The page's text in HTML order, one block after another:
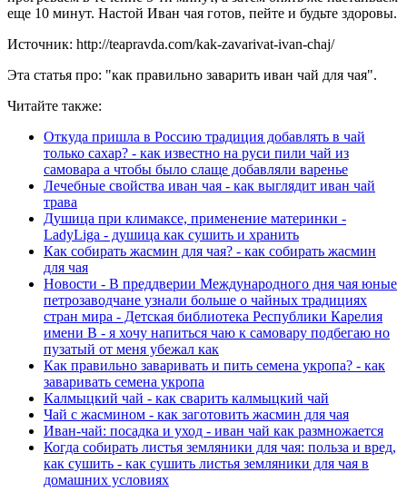
еще 10 минут. Настой Иван чая готов, пейте и будьте здоровы.
Источник: http://teapravda.com/kak-zavarivat-ivan-chaj/
Эта статья про: "как правильно заварить иван чай для чая".
Читайте также:
Откуда пришла в Россию традиция добавлять в чай
только сахар? - как известно на руси пили чай из
самовара а чтобы было слаще добавляли варенье
Лечебные свойства иван чая - как выглядит иван чай
трава
Душица при климаксе, применение материнки -
LadyLiga - душица как сушить и хранить
Как собирать жасмин для чая? - как собирать жасмин
для чая
Новости - В преддверии Международного дня чая юные
петрозаводчане узнали больше о чайных традициях
стран мира - Детская библиотека Республики Карелия
имени В - я хочу напиться чаю к самовару подбегаю но
пузатый от меня убежал как
Как правильно заваривать и пить семена укропа? - как
заваривать семена укропа
Калмыцкий чай - как сварить калмыцкий чай
Чай с жасмином - как заготовить жасмин для чая
Иван-чай: посадка и уход - иван чай как размножается
Когда собирать листья земляники для чая: польза и вред,
как сушить - как сушить листья земляники для чая в
домашних условиях